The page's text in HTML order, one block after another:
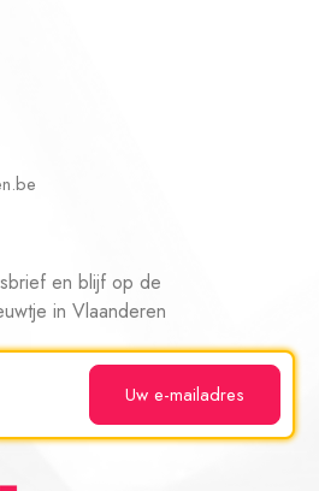
en blijf op de
in Vlaanderen